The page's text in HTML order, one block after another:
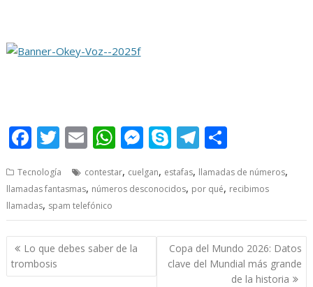
F
e
b
o
o
k
T
itt
er
E
ai
l
W
at
A
p
p
M
ss
n
er
S
y
e
T
e
gr
a
m
ar
Tecnología contestar, cuelgan, estafas, llamadas de números,
llamadas fantasmas, números desconocidos, por qué, recibimos
llamadas, spam telefónico
Post
navigation
Lo que debes saber de la
trombosis
Copa del Mundo 2026: Datos
clave del Mundial más grande
de la historia